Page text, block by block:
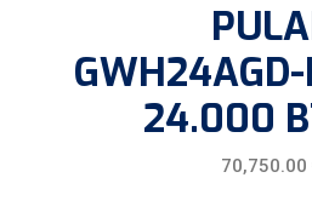
24.000
70,750.00